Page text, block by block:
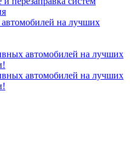
на лучших
автомобилей на лучших
автомобилей на лучших